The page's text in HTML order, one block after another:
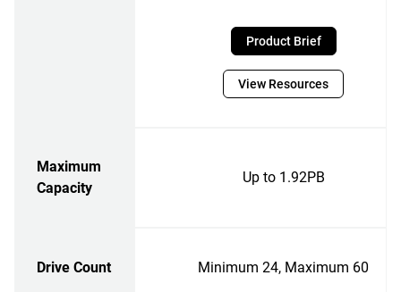
Product Brief
View Resources
Maximum
Capacity
Up to 1.92PB
Drive Count Minimum 24, Maximum 60